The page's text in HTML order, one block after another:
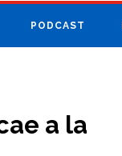
PODCAST
a la